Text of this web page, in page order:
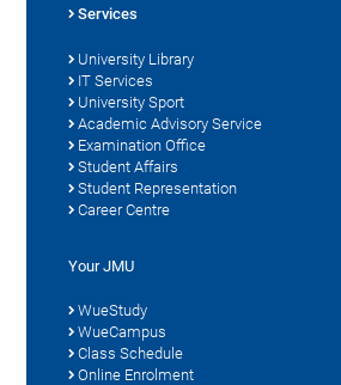
Services
University Library
IT Services
University Sport
Academic Advisory Service
Examination Office
Student Affairs
Student Representation
Career Centre
Your JMU
WueStudy
WueCampus
Class Schedule
Online Enrolment